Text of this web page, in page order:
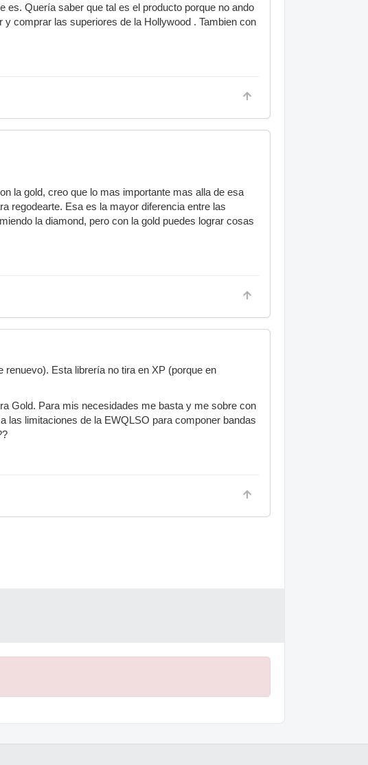
es. Quería saber que tal es el producto porque no ando
comprar las superiores de la Hollywood . Tambien con
la gold, creo que lo mas importante mas alla de esa
regodearte. Esa es la mayor diferencia entre las
la diamond, pero con la gold puedes lograr cosas
Esta librería no tira en XP (porque en
Gold. Para mis necesidades me basta y me sobre con
las limitaciones de la EWQLSO para componer bandas